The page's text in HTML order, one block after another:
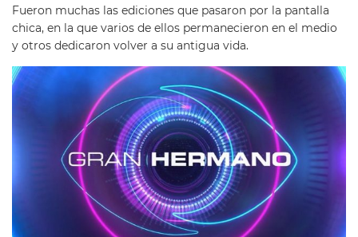
Fueron muchas las ediciones que pasaron por la pantalla
chica, en la que varios de ellos permanecieron en el medio
y otros dedicaron volver a su antigua vida.